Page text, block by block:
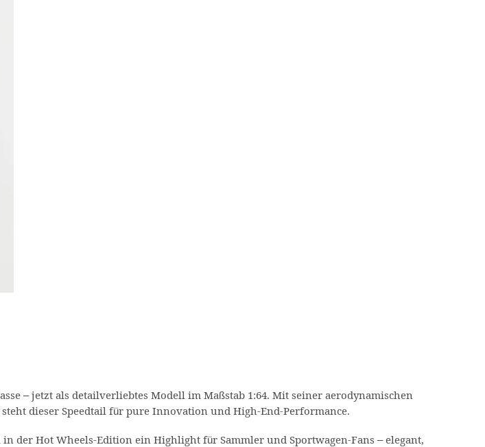
– jetzt als detailverliebtes Modell im Maßstab 1:64. Mit seiner aerodynamischen
dieser Speedtail für pure Innovation und High-End-Performance.
der Hot Wheels-Edition ein Highlight für Sammler und Sportwagen-Fans – elegant,